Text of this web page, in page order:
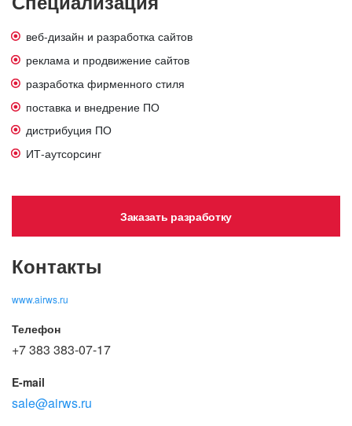
веб-дизайн и разработка сайтов
реклама и продвижение сайтов
разработка фирменного стиля
поставка и внедрение ПО
дистрибуция ПО
ИТ-аутсорсинг
Заказать разработку
Контакты
www.airws.ru
Телефон
+7 383 383-07-17
E-mail
sale@airws.ru